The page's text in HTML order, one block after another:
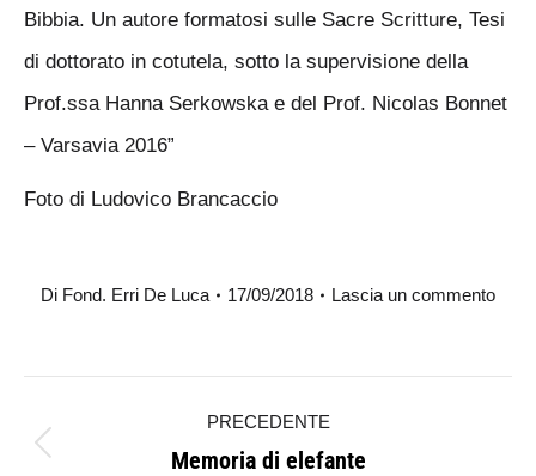
Bibbia. Un autore formatosi sulle Sacre Scritture, Tesi
di dottorato in cotutela, sotto la supervisione della
Prof.ssa Hanna Serkowska e del Prof. Nicolas Bonnet
– Varsavia 2016”
Foto di Ludovico Brancaccio
Di Fond. Erri De Luca 17/09/2018 Lascia un commento
tra
PRECEDENTE
Post
Memoria di elefante